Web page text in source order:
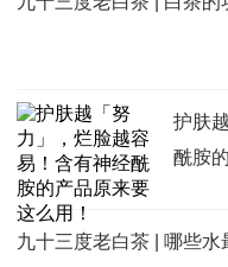
护肤
酰胺
九十三度老白茶 | 哪些